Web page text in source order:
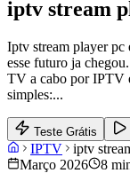
iptv stream
Iptv stream player
esse futuro ja
TV a cabo por IPTV
simples:...
Teste Grátis
IPTV
iptv
Março 2026
8